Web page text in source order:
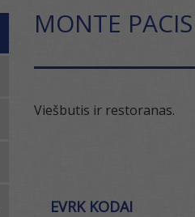
MONTE PACIS
Viešbutis ir restoranas.
EVRK KODAI